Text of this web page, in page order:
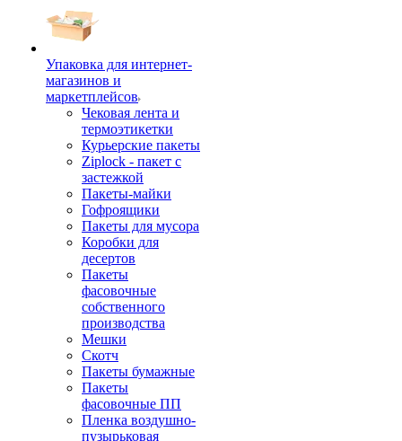
Упаковка для интернет-
магазинов и
маркетплейсов
Чековая лента и
термоэтикетки
Курьерские пакеты
Ziplock - пакет с
застежкой
Пакеты-майки
Гофроящики
Пакеты для мусора
Коробки для
десертов
Пакеты
фасовочные
собственного
производства
Мешки
Скотч
Пакеты бумажные
Пакеты
фасовочные ПП
Пленка воздушно-
пузырьковая